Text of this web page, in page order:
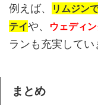
例えば、
リムジン
テイや、 ウェディ
ランも充実してい
まとめ